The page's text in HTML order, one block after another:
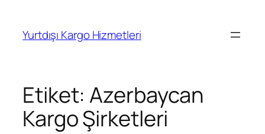
Yurtdışı Kargo Hizmetleri
Etiket:Azerbaycan
Kargo Şirketleri